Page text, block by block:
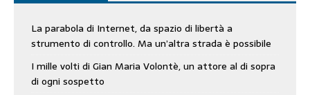
La parabola di Internet, da spazio di libertà a
strumento di controllo. Ma un’altra strada è possibile
I mille volti di Gian Maria Volontè, un attore al di sopra
di ogni sospetto